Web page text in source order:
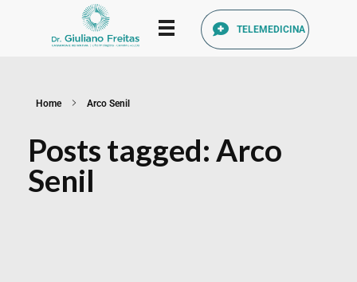
TELEMEDICINA
Home Arco Senil
Posts tagged: Arco
Senil